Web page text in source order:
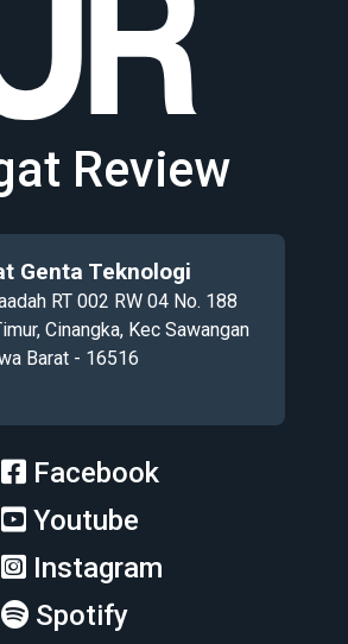
Review
Genta Teknologi
RT 002 RW 04 No. 188
Cinangka, Kec Sawangan
Barat - 16516
Facebook
Youtube
Instagram
Spotify